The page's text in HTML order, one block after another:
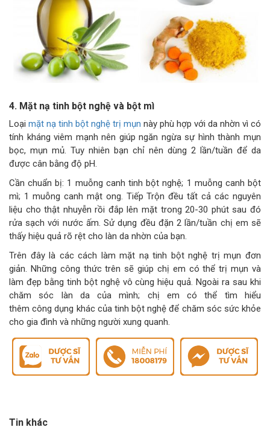
4. Mặt nạ tinh bột nghệ và bột mì
Loại mặt nạ tinh bột nghệ trị mụn này phù hợp với da nhờn vì có
tính kháng viêm mạnh nên giúp ngăn ngừa sự hình thành mụn
bọc, mụn mủ. Tuy nhiên bạn chỉ nên dùng 2 lần/tuần để da
được cân bằng độ pH.
Cần chuẩn bị: 1 muỗng canh tinh bột nghệ; 1 muỗng canh bột
mì; 1 muỗng canh mật ong. Tiếp Trộn đều tất cả các nguyên
liệu cho thật nhuyễn rồi đắp lên mặt trong 20-30 phút sau đó
rửa sạch với nước ấm. Sử dụng đều đặn 2 lần/tuần chị em sẽ
thấy hiệu quả rõ rệt cho làn da nhờn của bạn.
Trên đây là các cách làm mặt nạ tinh bột nghệ trị mụn đơn
giản. Những công thức trên sẽ giúp chị em có thể trị mụn và
làm đẹp bằng tinh bột nghệ vô cùng hiệu quả. Ngoài ra sau khi
chăm sóc làn da của mình; chị em có thể tìm hiểu
thêm công dụng khác của tinh bột nghệ để chăm sóc sức khỏe
cho gia đình và những người xung quanh.
Tin khác